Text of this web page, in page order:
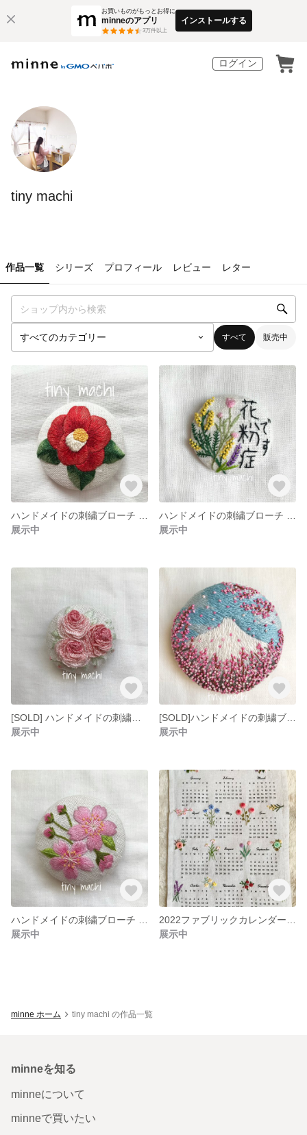
お買いものがもっとお得に
minneのアプリ
3万件以上
インストールする
ログイン
tiny machi
作品一覧 シリーズ プロフィール レビュー レター
すべて 販売中
展示中
展示中
展示中
展示中
展示中
展示中
minne ホーム tiny machi の作品一覧
minneを知る
minneについて
minneで買いたい